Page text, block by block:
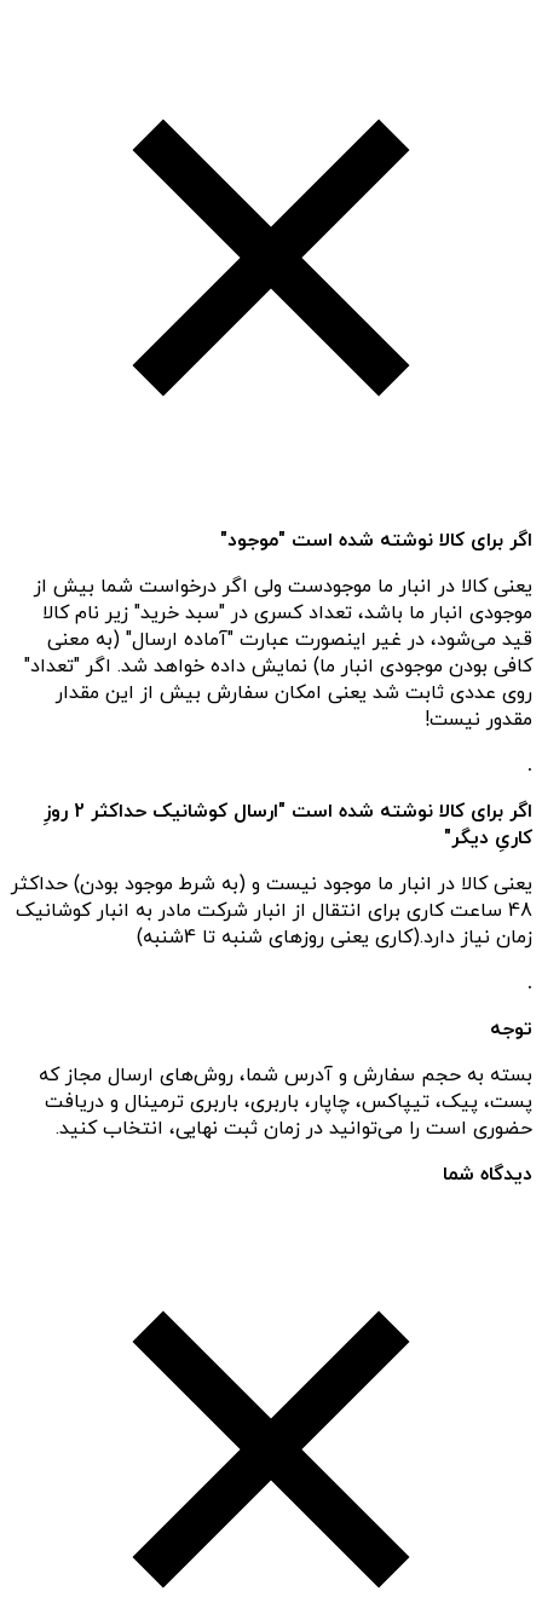
اگر برای کالا نوشته شده است "موجود"
یعنی کالا در انبار ما موجودست ولی اگر درخواست شما بیش از
موجودی انبار ما باشد، تعداد کسری در "سبد خرید" زیر نام کالا
قید می‌شود، در غیر اینصورت عبارت "آماده ارسال" (به معنی
کافی بودن موجودی انبار ما) نمایش داده خواهد شد. اگر "تعداد"
روی عددی ثابت شد یعنی امکان سفارش بیش از این مقدار
مقدور نیست!
.
اگر برای کالا نوشته شده است "ارسال کوشانیک حداکثر 2 روزِ
کاریِ دیگر"
یعنی کالا در انبار ما موجود نیست و (به شرط موجود بودن) حداکثر
48 ساعت کاری برای انتقال از انبار شرکت مادر به انبار کوشانیک
زمان نیاز دارد.(کاری یعنی روزهای شنبه تا 4شنبه)
.
توجه
بسته به حجم سفارش و آدرس شما، روش‌های ارسال مجاز که
پست، پیک، تیپاکس، چاپار، باربری، باربری ترمینال و دریافت
حضوری است را می‌توانید در زمان ثبت نهایی، انتخاب کنید.
دیدگاه شما